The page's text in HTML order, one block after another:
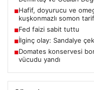
■Hafif, doyurucu ve
kuşkonmazlı somon
■Fed faizi sabit tuttu
■İlginç olay: Sandalye
■Domates konservesi
vücudu yandı